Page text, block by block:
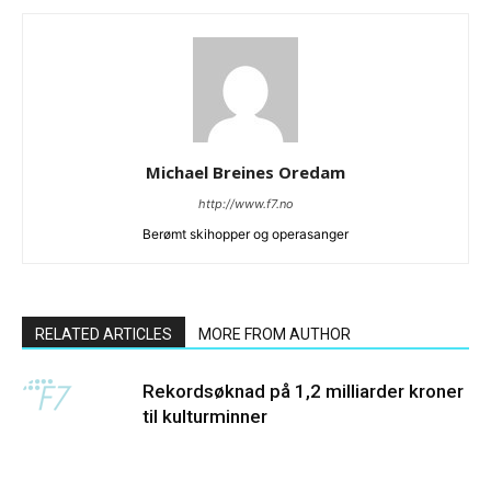
Michael Breines Oredam
http://www.f7.no
Berømt skihopper og operasanger
RELATED ARTICLES MORE FROM AUTHOR
Rekordsøknad på 1,2 milliarder kroner
til kulturminner